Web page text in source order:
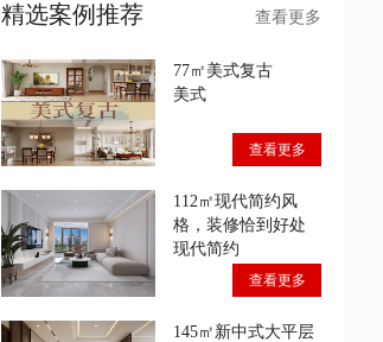
精选案例推荐 查看更多
77㎡美式复古
美式
查看更多
112㎡现代简约风
格，装修恰到好处
现代简约
查看更多
145㎡新中式大平层